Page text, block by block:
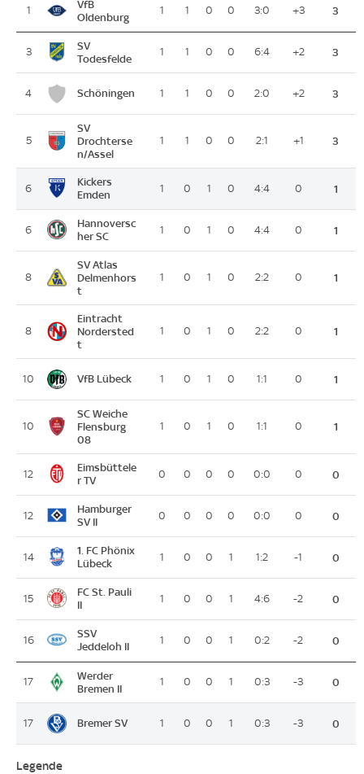
1
VfB
Oldenburg
1 1 0 0 3:0 +3 3
3
SV
Todesfelde
1 1 0 0 6:4 +2 3
4 Schöningen 1 1 0 0 2:0 +2 3
5
SV
Drochterse
n/Assel
1 1 0 0 2:1 +1 3
6
Kickers
Emden
1 0 1 0 4:4 0 1
6
Hannoversc
her SC
1 0 1 0 4:4 0 1
8
SV Atlas
Delmenhors
t
1 0 1 0 2:2 0 1
8
Eintracht
Nordersted
t
1 0 1 0 2:2 0 1
10 VfB Lübeck 1 0 1 0 1:1 0 1
10
SC Weiche
Flensburg
08
1 0 1 0 1:1 0 1
12
Eimsbüttele
r TV
0 0 0 0 0:0 0 0
12
Hamburger
SV II
0 0 0 0 0:0 0 0
14
1. FC Phönix
Lübeck
1 0 0 1 1:2 -1 0
15
FC St. Pauli
II
1 0 0 1 4:6 -2 0
16
SSV
Jeddeloh II
1 0 0 1 0:2 -2 0
17
Werder
Bremen II
1 0 0 1 0:3 -3 0
17 Bremer SV 1 0 0 1 0:3 -3 0
Legende